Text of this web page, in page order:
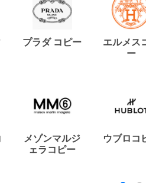
プラダ コピー
エルメス
ー
メゾンマルジ
ェラコピー
ウブロコ